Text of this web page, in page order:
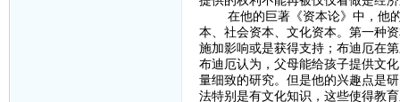
在他的巨著《资本论》中，他的
本、社会资本、文化资本。第一种
施加影响或是获得支持；布迪厄在
布迪厄认为，父母能给孩子提供文
量细致的研究。但是他的兴趣点是
法特别是有文化知识，这些使得教